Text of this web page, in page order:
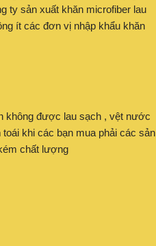
ty sản xuất khăn microfiber lau
ít các đơn vị nhập khẩu khăn
không được lau sạch , vệt nước
khi các bạn mua phải các sản
chất lượng